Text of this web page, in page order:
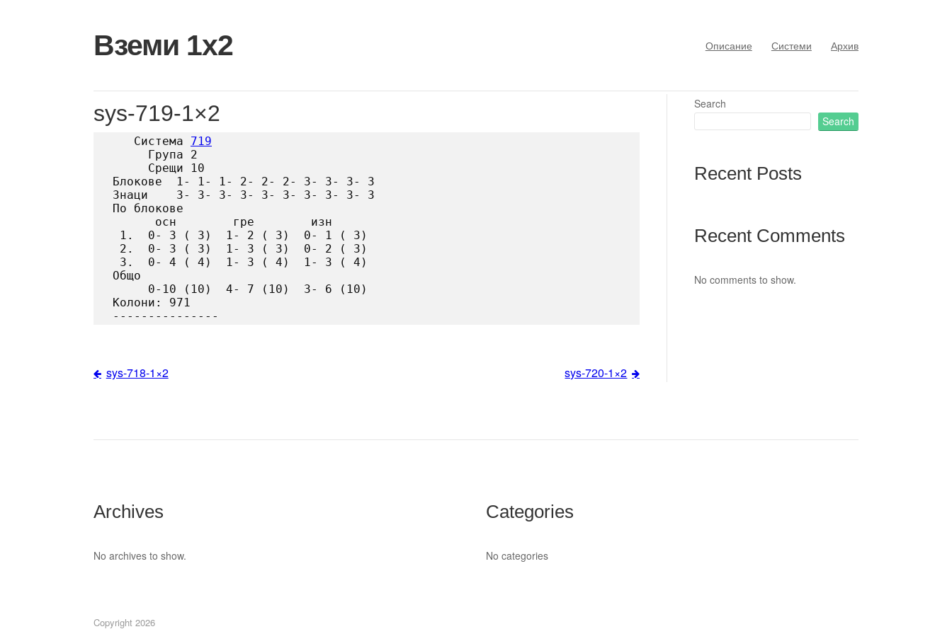
content
Вземи 1х2 Описание Системи Архив
sys-719-1×2
   Система
719
     Група 2
     Срещи 10
Блокове  1- 1- 1- 2- 2- 2- 3- 3- 3- 3
Знаци    3- 3- 3- 3- 3- 3- 3- 3- 3- 3
По блокове
      осн        гре        изн
1.  0- 3 ( 3)  1- 2 ( 3)  0- 1 ( 3)
2.  0- 3 ( 3)  1- 3 ( 3)  0- 2 ( 3)
3.  0- 4 ( 4)  1- 3 ( 4)  1- 3 ( 4)
Общо
     0-10 (10)  4- 7 (10)  3- 6 (10)
Колони: 971
Post
sys-718-1×2 sys-720-1×2
Search
Search
Recent Posts
Recent Comments
No comments to show.
Archives
No archives to show.
Categories
No categories
Copyright 2026